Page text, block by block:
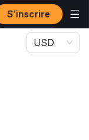
S’inscrire
USD